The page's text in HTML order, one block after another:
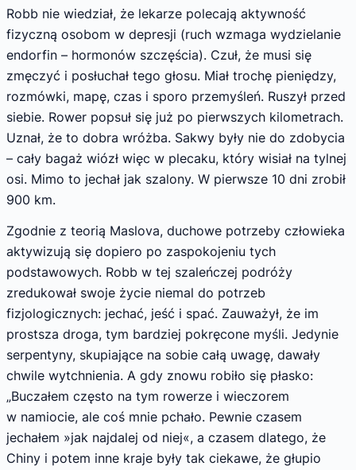
Robb nie wiedział, że lekarze polecają aktywność
fizyczną osobom w depresji (ruch wzmaga wydzielanie
endorfin – hormonów szczęścia). Czuł, że musi się
zmęczyć i posłuchał tego głosu. Miał trochę pieniędzy,
rozmówki, mapę, czas i sporo przemyśleń. Ruszył przed
siebie. Rower popsuł się już po pierwszych kilometrach.
Uznał, że to dobra wróżba. Sakwy były nie do zdobycia
– cały bagaż wiózł więc w plecaku, który wisiał na tylnej
osi. Mimo to jechał jak szalony. W pierwsze 10 dni zrobił
900 km.
Zgodnie z teorią Maslova, duchowe potrzeby człowieka
aktywizują się dopiero po zaspokojeniu tych
podstawowych. Robb w tej szaleńczej podróży
zredukował swoje życie niemal do potrzeb
fizjologicznych: jechać, jeść i spać. Zauważył, że im
prostsza droga, tym bardziej pokręcone myśli. Jedynie
serpentyny, skupiające na sobie całą uwagę, dawały
chwile wytchnienia. A gdy znowu robiło się płasko:
„Buczałem często na tym rowerze i wieczorem
w namiocie, ale coś mnie pchało. Pewnie czasem
jechałem »jak najdalej od niej«, a czasem dlatego, że
Chiny i potem inne kraje były tak ciekawe, że głupio